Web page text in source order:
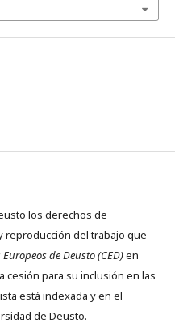
los derechos de
reproducción del trabajo que
de Deusto (CED)en
cesión para su inclusión en las
está indexada y en el
de Deusto.